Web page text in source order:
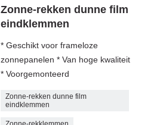
Zonne-rekken dunne film
eindklemmen
* Geschikt voor frameloze
zonnepanelen * Van hoge kwaliteit
* Voorgemonteerd
Zonne-rekken dunne film
eindklemmen